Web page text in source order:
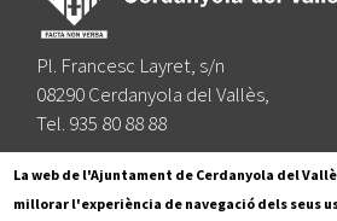
Pl. Francesc Layret, s/n
08290 Cerdanyola del Vallès,
Tel. 935 80 88 88
Segueix-nos a:
La web de l'Ajuntament de Cerdanyola del
millorar l'experiència de navegació dels seus